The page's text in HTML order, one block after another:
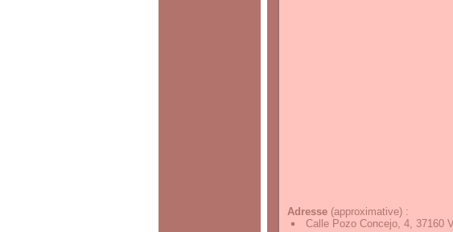
Adresse (approximative) :
Calle Pozo Concejo, 4, 37160